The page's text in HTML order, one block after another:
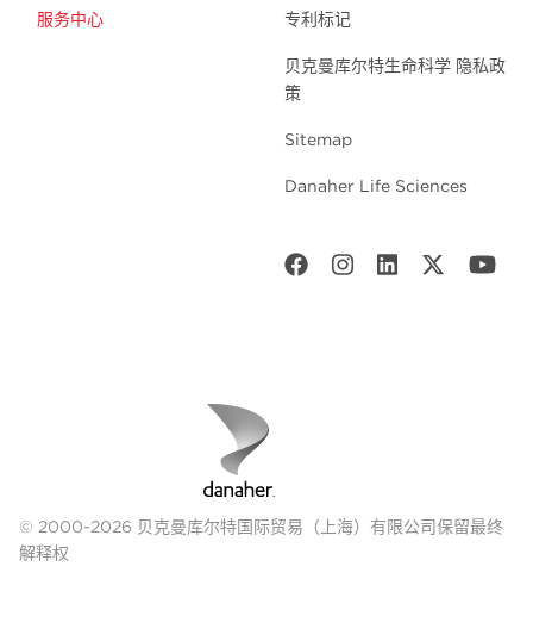
服务中心 专利标记
贝克曼库尔特生命科学 隐私政
策
Sitemap
Danaher Life Sciences
© 2000-2026 贝克曼库尔特国际贸易（上海）有限公司保留最终
解释权